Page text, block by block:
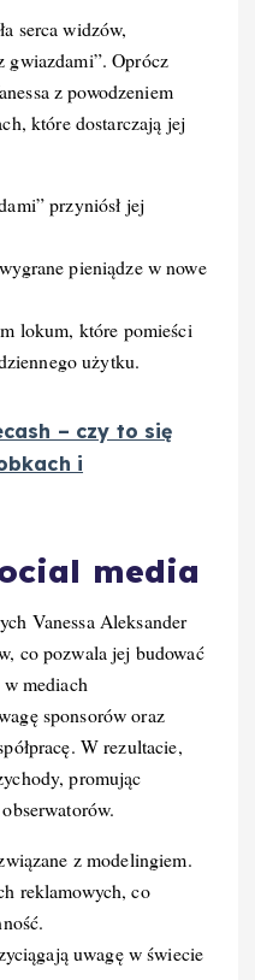
serca widzów,
gwiazdami”. Oprócz
z powodzeniem
które dostarczają jej
przyniósł jej
pieniądze w nowe
lokum, które pomieści
użytku.
– czy to się
i
media
Vanessa Aleksander
co pozwala jej budować
w mediach
sponsorów oraz
W rezultacie,
promując
z modelingiem.
reklamowych, co
uwagę w świecie